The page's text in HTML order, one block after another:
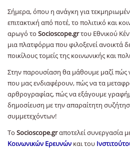
Σήμερα, όπου η ανάγκη για
επιτακτική από ποτέ, το πολιτικό και
αρωγό το Socioscope.grτου Εθνικού
μια πλατφόρμα που φιλοξενεί ανοικτά
ποικίλους τομείς της κοινωνικής και
Στην παρουσίαση θα μάθουμε μαζί πώς
που μας ενδιαφέρουν, πώς να τα
αρθρογραφίας, πώς να εξάγουμε
δημοσίευση με την απαραίτητη
συμμετεχόντων!
Το Socioscope.grαποτελεί συνεργασία
Κοινωνικών Ερευνών και του